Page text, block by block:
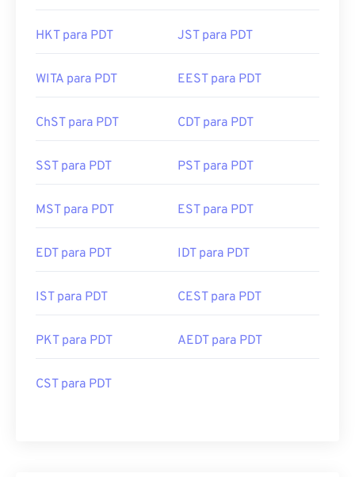
HKT para PDT JST para PDT
WITA para PDT EEST para PDT
ChST para PDT CDT para PDT
SST para PDT PST para PDT
MST para PDT EST para PDT
EDT para PDT IDT para PDT
IST para PDT CEST para PDT
PKT para PDT AEDT para PDT
CST para PDT